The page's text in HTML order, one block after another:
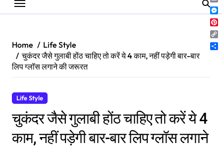
Home
Life Style
चुकंदर जैसे गुलाबी होंठ चाहिए तो करें ये 4 काम, नहीं पड़ेगी बार-बार
लिप ग्लॉस लगाने की जरूरत
Life Style
चुकंदर जैसे गुलाबी होंठ चाहिए तो करें ये 4
काम, नहीं पड़ेगी बार-बार लिप ग्लॉस लगाने